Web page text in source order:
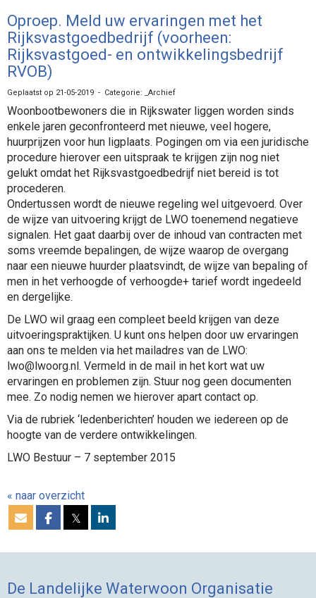
Oproep. Meld uw ervaringen met het
Rijksvastgoedbedrijf (voorheen:
Rijksvastgoed- en ontwikkelingsbedrijf
RVOB)
Geplaatst op 21-05-2019 - Categorie: _Archief
Woonbootbewoners die in Rijkswater liggen worden sinds
enkele jaren geconfronteerd met nieuwe, veel hogere,
huurprijzen voor hun ligplaats. Pogingen om via een juridische
procedure hierover een uitspraak te krijgen zijn nog niet
gelukt omdat het Rijksvastgoedbedrijf niet bereid is tot
procederen.
Ondertussen wordt de nieuwe regeling wel uitgevoerd. Over
de wijze van uitvoering krijgt de LWO toenemend negatieve
signalen. Het gaat daarbij over de inhoud van contracten met
soms vreemde bepalingen, de wijze waarop de overgang
naar een nieuwe huurder plaatsvindt, de wijze van bepaling of
men in het verhoogde of verhoogde+ tarief wordt ingedeeld
en dergelijke.
De LWO wil graag een compleet beeld krijgen van deze
uitvoeringspraktijken. U kunt ons helpen door uw ervaringen
aan ons te melden via het mailadres van de LWO:
lwo@lwoorg.nl. Vermeld in de mail in het kort wat uw
ervaringen en problemen zijn. Stuur nog geen documenten
mee. Zo nodig nemen we hierover apart contact op.
Via de rubriek ‘ledenberichten’ houden we iedereen op de
hoogte van de verdere ontwikkelingen.
LWO Bestuur – 7 september 2015
« naar overzicht
𝕏
De Landelijke Waterwoon Organisatie